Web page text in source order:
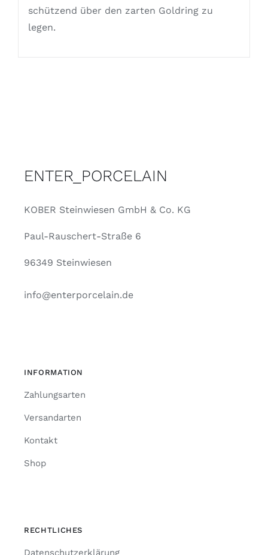
schützend über den zarten Goldring zu
legen.
ENTER_PORCELAIN
KOBER Steinwiesen GmbH & Co. KG
Paul-Rauschert-Straße 6
96349 Steinwiesen
info@enterporcelain.de
INFORMATION
Zahlungsarten
Versandarten
Kontakt
Shop
RECHTLICHES
Datenschutzerklärung